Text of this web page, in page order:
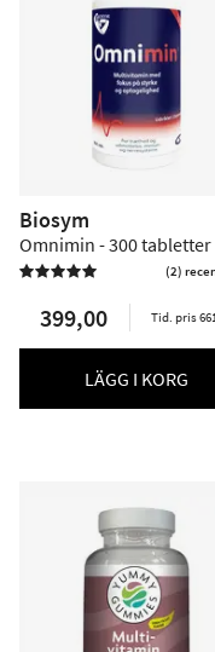
Biosym
Omnimin - 300 tabletter
 (2)
399,00 Tid. pris
LÄGG I KORG